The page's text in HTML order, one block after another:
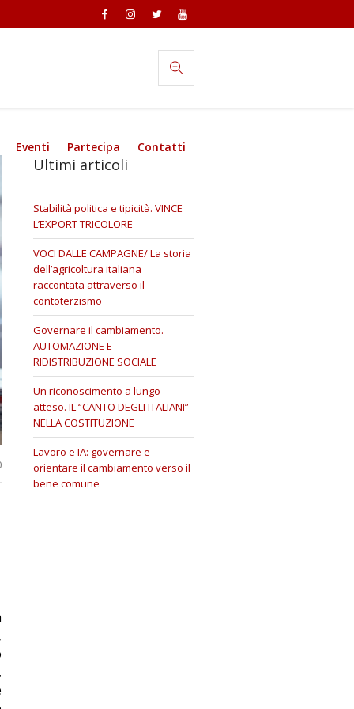
Eventi Partecipa Contatti
Ultimi articoli
Stabilità politica e tipicità. VINCE
L’EXPORT TRICOLORE
VOCI DALLE CAMPAGNE/ La storia
dell’agricoltura italiana
raccontata attraverso il
contoterzismo
Governare il cambiamento.
AUTOMAZIONE E
RIDISTRIBUZIONE SOCIALE
Un riconoscimento a lungo
atteso. IL “CANTO DEGLI ITALIANI”
NELLA COSTITUZIONE
Lavoro e IA: governare e
orientare il cambiamento verso il
bene comune